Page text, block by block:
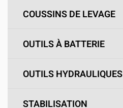
COUSSINS DE LEVAGE
OUTILS À BATTERIE
OUTILS HYDRAULIQUES
STABILISATION